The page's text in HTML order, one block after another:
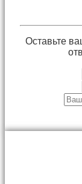
Оставьте